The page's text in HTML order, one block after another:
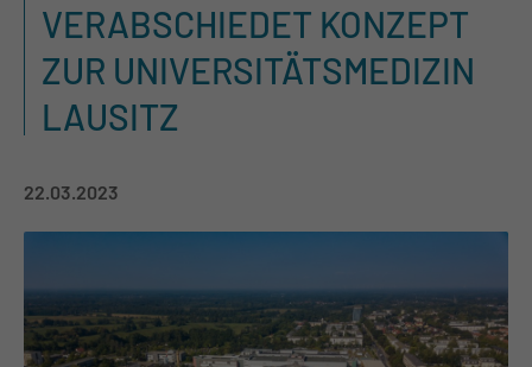
VERABSCHIEDET KONZEPT
ZUR UNIVERSITÄTSMEDIZIN
LAUSITZ
22.03.2023